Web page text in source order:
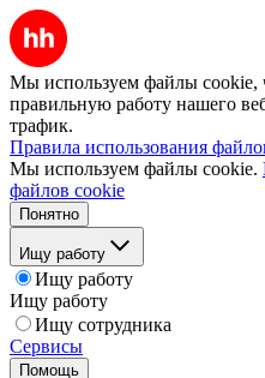
Мы используем файлы cookie,
правильную работу нашего
трафик.
Правила использования
Мы используем файлы cookie.
файлов cookie
Понятно
Ищу работу
Ищу работу
Ищу работу
Ищу сотрудника
Сервисы
Помощь